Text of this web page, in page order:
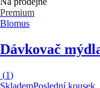
Premium
Blomus
Dávkovač
(1)
SklademPoslední kousek